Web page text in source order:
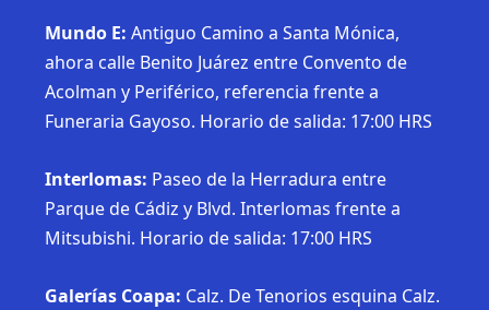
Mundo E: Antiguo Camino a Santa Mónica,
ahora calle Benito Juárez entre Convento de
Acolman y Periférico, referencia frente a
Funeraria Gayoso. Horario de salida: 17:00 HRS
Interlomas: Paseo de la Herradura entre
Parque de Cádiz y Blvd. Interlomas frente a
Mitsubishi. Horario de salida: 17:00 HRS
Galerías Coapa: Calz. De Tenorios esquina Calz.